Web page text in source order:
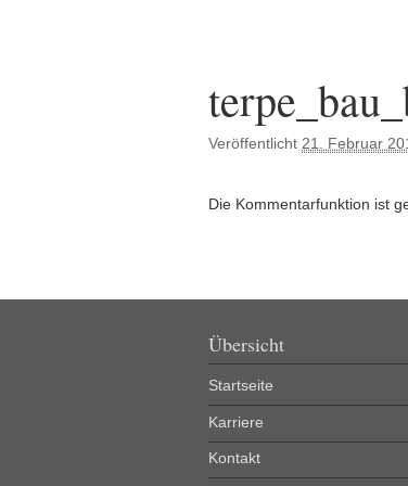
Veröffentlicht 21. Februar
Die Kommentarfunktion ist
Übersicht
Startseite
Karriere
Kontakt